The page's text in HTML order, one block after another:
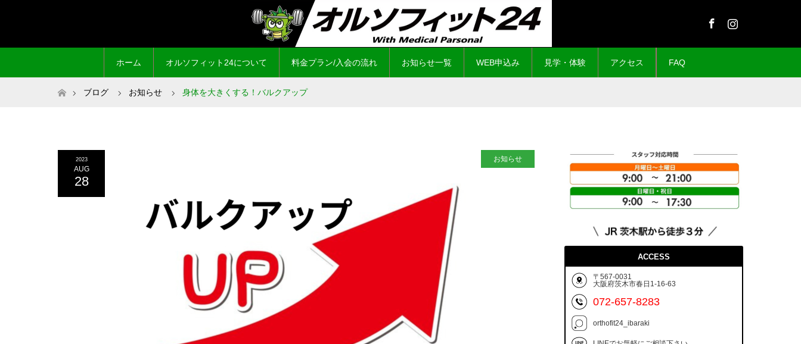
ホーム オルソフィット24について 料金プラン/入会の流れ お知らせ一覧 WEB申込み 見学・体験 アクセス FAQ
ホームブログ お知らせ 身体を大きくする！バルクアップ
2023
AUG
28
お知らせ
ACCESS
〒567-0031
大阪府茨木市春日1-16-63
072-657-8283
orthofit24_ibaraki